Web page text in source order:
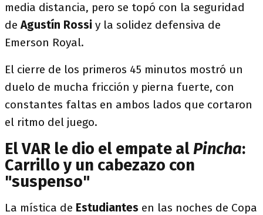
media distancia, pero se topó con la seguridad
deAgustín Rossi y la solidez defensiva de
Emerson Royal.
El cierre de los primeros 45 minutos mostró un
duelo de mucha fricción y pierna fuerte, con
constantes faltas en ambos lados que cortaron
el ritmo del juego.
El VAR le dio el empate alPincha:
Carrillo y un cabezazo con
"suspenso"
La mística de Estudiantes en las noches de Copa